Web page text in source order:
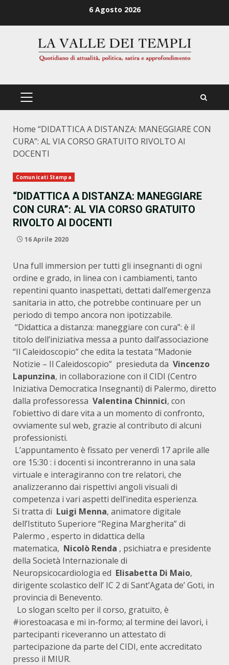
6 Agosto 2026
PRIMÄRES
Home “DIDATTICA A DISTANZA: MANEGGIARE CON
CURA”: AL VIA CORSO GRATUITO RIVOLTO AI
DOCENTI
Comunicati Stampa
“DIDATTICA A DISTANZA: MANEGGIARE
CON CURA”: AL VIA CORSO GRATUITO
RIVOLTO AI DOCENTI
16 Aprile 2020
Una full immersion per tutti gli insegnanti di ogni
ordine e grado, in linea con i cambiamenti, tanto
repentini quanto inaspettati, dettati dall’emergenza
sanitaria in atto, che potrebbe continuare per un
periodo di tempo ancora non ipotizzabile.
“Didattica a distanza: maneggiare con cura”: è il
titolo dell’iniziativa messa a punto dall’associazione
“Il Caleidoscopio” che edita la testata “Madonie
Notizie – Il Caleidoscopio” presieduta da Vincenzo
Lapunzina, in collaborazione con il CIDI (Centro
Iniziativa Democratica Insegnanti) di Palermo, diretto
dalla professoressa Valentina Chinnici, con
l’obiettivo di dare vita a un momento di confronto,
ovviamente sul web, grazie al contributo di alcuni
professionisti.
L’appuntamento è fissato per venerdì 17 aprile alle
ore 15:30 : i docenti si incontreranno in una sala
virtuale e interagiranno con tre relatori, che
analizzeranno dai rispettivi angoli visuali di
competenza i vari aspetti dell’inedita esperienza.
Si tratta di Luigi Menna, animatore digitale
dell’Istituto Superiore “Regina Margherita” di
Palermo , esperto in didattica della
matematica, Nicolò Renda , psichiatra e presidente
della Società Internazionale di
Neuropsicocardiologia ed Elisabetta Di Maio,
dirigente scolastico dell’ IC 2 di Sant’Agata de’ Goti, in
provincia di Benevento.
Lo slogan scelto per il corso, gratuito, è
#iorestoacasa e mi in-formo; al termine dei lavori, i
partecipanti riceveranno un attestato di
partecipazione da parte del CIDI, ente accreditato
presso il MIUR.